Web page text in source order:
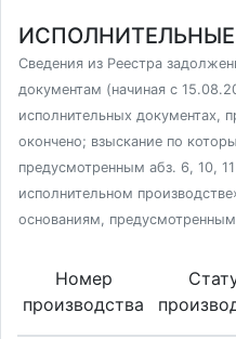
Сведения из Реестра
документам (начиная с
исполнительных документах,
окончено; взыскание по
предусмотренным абз. 6, 10,
исполнительном
основаниям,
Номер
производства